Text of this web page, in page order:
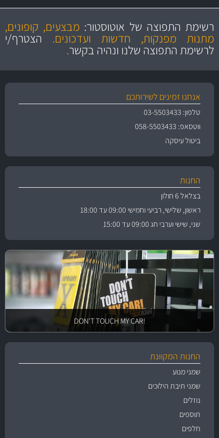
מקצועיות
ושירות מצויין
מחירים
הוגנים
והיצע מוצרים איכותירשימת התפוצה של אוטוסטור: מבצעים, קופונים,
מתנות מפנקות, חדשות ועדכונים.הצטרף/י
לרשימת התפוצה שלנו ונהיה בקשר.
אנחנו זמינים לשירותכם
טלפון: 03-5503433
ווטסאפ: 058-5503433
ביטול עיסקה
החנות
בצלאל 6 חולון
ראשון, שלישי, רביעי וחמישי 09:00 עד 18:00
שני, שישי וערבי חג 09:00 עד 15:00
!DON'T TOUCH MY CAR
החנות המקוונת
שמני מנוע
שמני תיבת הילוכים
נוזלים
תוספים
חלפים